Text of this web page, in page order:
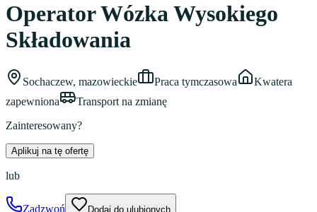
Operator Wózka Wysokiego
Składowania
Sochaczew, mazowieckie Praca tymczasowa
Kwatera
zapewniona
Transport na zmianę
Zainteresowany?
Aplikuj na tę ofertę
lub
Zadzwoń
Dodaj do ulubionych